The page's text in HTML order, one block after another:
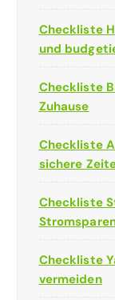
Checkliste
und
Checkliste
Zuhause
Checkliste
sichere
Checkliste
Checkliste
vermeiden